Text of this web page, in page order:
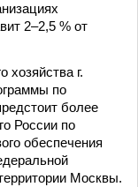
2–2,5 % от
хозяйства г.
по
более
России по
обеспечения
Москвы.